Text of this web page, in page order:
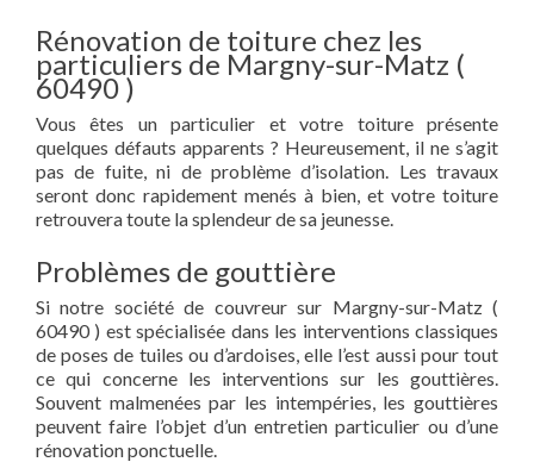
Rénovation de toiture chez les
particuliers de Margny-sur-Matz (
60490 )
Vous êtes un particulier et votre toiture présente
quelques défauts apparents ? Heureusement, il ne s’agit
pas de fuite, ni de problème d’isolation. Les travaux
seront donc rapidement menés à bien, et votre toiture
retrouvera toute la splendeur de sa jeunesse.
Problèmes de gouttière
Si notre société de couvreur sur Margny-sur-Matz (
60490 ) est spécialisée dans les interventions classiques
de poses de tuiles ou d’ardoises, elle l’est aussi pour tout
ce qui concerne les interventions sur les gouttières.
Souvent malmenées par les intempéries, les gouttières
peuvent faire l’objet d’un entretien particulier ou d’une
rénovation ponctuelle.